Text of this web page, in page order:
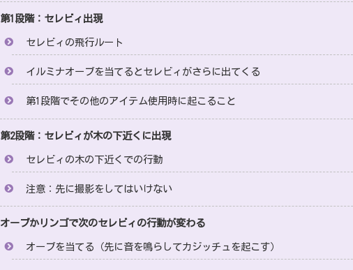
第1段階：セレビィ出現
セレビィの飛行ルート
イルミナオーブを当てるとセレビィがさらに出てくる
第1段階でその他のアイテム使用時に起こること
第2段階：セレビィが木の下近くに出現
セレビィの木の下近くでの行動
注意：先に撮影をしてはいけない
オーブかリンゴで次のセレビィの行動が変わる
オーブを当てる（先に音を鳴らしてカジッチュを起こす）